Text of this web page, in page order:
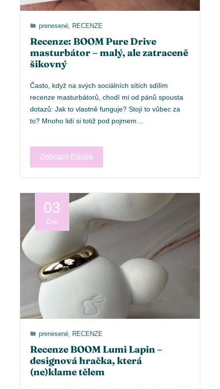
prenesené RECENZE
Recenze: BOOM Pure Drive
masturbátor – malý, ale zatraceně
šikovný
Často, když na svých sociálních sítích sdílím
recenze masturbátorů, chodí mi od pánů spousta
dotazů: Jak to vlastně funguje? Stojí to vůbec za
to? Mnoho lidí si totiž pod pojmem…
Zobrazit článek
03
Čvc
prenesené, RECENZE
Recenze BOOM Lumi Lapin –
designová hračka, která
(ne)klame tělem